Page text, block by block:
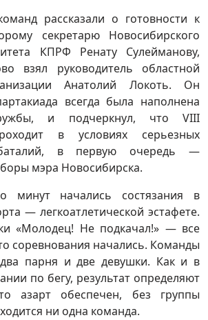
рассказали о готовности к
секретарю Новосибирского
КПРФ Ренату Сулейманову,
взял руководитель областной
Анатолий Локоть. Он
всегда была наполнена
и подчеркнул, что VIII
в условиях серьезных
баталий, в первую очередь —
мэра Новосибирска.
минут начались состязания в
— легкоатлетической эстафете.
«Молодец! Не подкачал!» — все
соревнования начались. Команды
парня и две девушки. Как и в
по бегу, результат определяют
азарт обеспечен, без группы
ни одна команда.